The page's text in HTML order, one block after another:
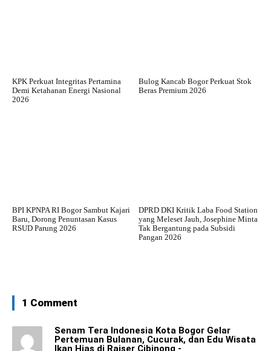
KPK Perkuat Integritas Pertamina
Demi Ketahanan Energi Nasional
2026
Bulog Kancab Bogor Perkuat Stok
Beras Premium 2026
BPI KPNPA RI Bogor Sambut Kajari
Baru, Dorong Penuntasan Kasus
RSUD Parung 2026
DPRD DKI Kritik Laba Food Station
yang Meleset Jauh, Josephine Minta
Tak Bergantung pada Subsidi
Pangan 2026
1 Comment
Senam Tera Indonesia Kota Bogor Gelar
Pertemuan Bulanan, Cucurak, dan Edu Wisata
Ikan Hias di Raiser Cibinong -